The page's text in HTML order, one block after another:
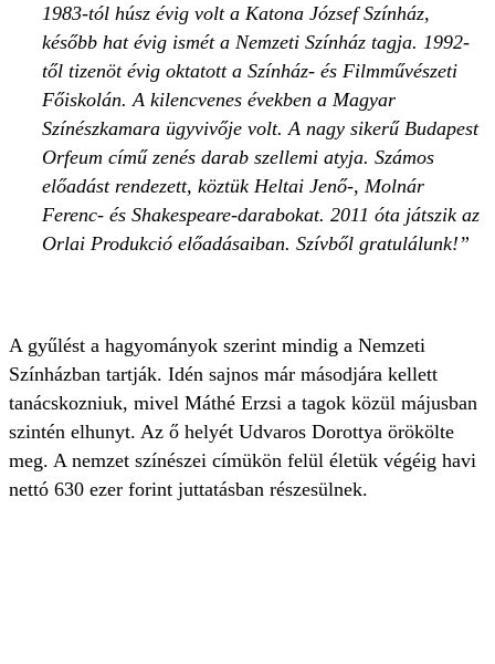
1983-tól húsz évig volt a Katona József Színház,
később hat évig ismét a Nemzeti Színház tagja. 1992-
től tizenöt évig oktatott a Színház- és Filmművészeti
Főiskolán. A kilencvenes években a Magyar
Színészkamara ügyvivője volt. A nagy sikerű Budapest
Orfeum című zenés darab szellemi atyja. Számos
előadást rendezett, köztük Heltai Jenő-, Molnár
Ferenc- és Shakespeare-darabokat. 2011 óta játszik az
Orlai Produkció előadásaiban. Szívből gratulálunk!
A gyűlést a hagyományok szerint mindig a Nemzeti
Színházban tartják. Idén sajnos már másodjára kellett
tanácskozniuk, mivel Máthé Erzsi a tagok közül májusban
szintén elhunyt. Az ő helyét Udvaros Dorottya örökölte
meg. A nemzet színészei címükön felül életük végéig havi
nettó 630 ezer forint juttatásban részesülnek.